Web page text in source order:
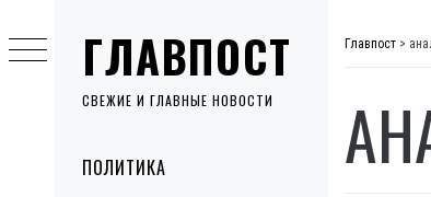
ГЛАВПОСТ
СВЕЖИЕ И ГЛАВНЫЕ НОВОСТИ
MenuПОЛИТИКА
to
content
Главпост >